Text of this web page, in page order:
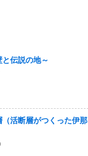
伝説の地～
（活断層がつくった伊那